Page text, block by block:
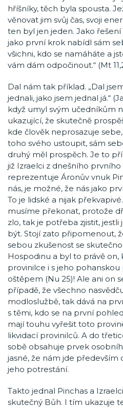
hříšníky, těch byla spousta.
věnovat jim svůj čas, svoji
ten byl jen jeden. Jako
jako první krok nabídl sám
všichni, kdo se namáháte a
vám dám odpočinout.“ (Mt
Dal nám tak příklad. „Dal
jednali, jako jsem jednal já.“
když umyl svým učedníkům
ukazující, že skutečně
kde člověk neprosazuje
toho svého ustoupit, sám
druhý měl prospěch. Je to
již Izraelci z dnešního
reprezentuje Áronův vnuk
nás, je možné, že nás jako
To je lidské a nijak
musíme překonat, protože
zlo, tak je potřeba zjistit,
být. Stojí zato připomenout,
sebou zkušenost se
Hospodinu a byl to právě on,
provinilce i s jeho
oštěpem (Nu 25)! Ale ani on
případě, že všechno
modloslužbě, tak dává na
s těmi, kdo se na první
mají touhu vyřešit toto
likvidací provinilců. A do
sobě obsahuje prvek
jasné, že nám jde především
jeho potrestání.
Takto jednal Pinchas a
skutečný Bůh. I tím ukazuje